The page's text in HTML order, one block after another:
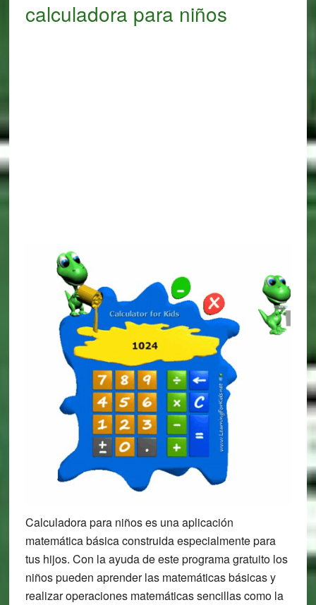
calculadora para niños
Calculadora para niños es una aplicación
matemática básica construida especialmente para
tus hijos. Con la ayuda de este programa gratuito los
niños pueden aprender las matemáticas básicas y
realizar operaciones matemáticas sencillas como la